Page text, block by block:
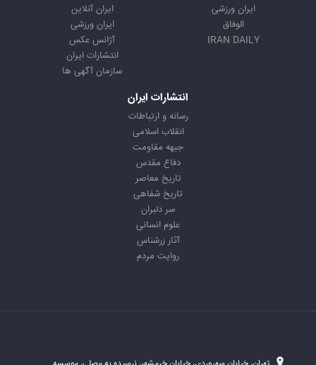
ایران ورزشی
الوفاق
IRAN DAILY
ایران آنلاین
ایران ورزشی
آژانس عکس
انتشارات ایران
سازمان آگهی ها
انتشارات ایران
رسانه و ارتباطات
انقلاب اسلامی
جبهه مقاومت
دفاع مقدس
تاریخ معاصر
تاریخ شفاهی
سر دلبران
علوم انسانی
آثار زرشناس
روایت مردم